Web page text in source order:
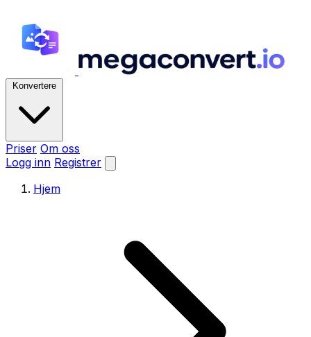
Konvertere
Priser Om oss
Logg inn Registrer
Hjem